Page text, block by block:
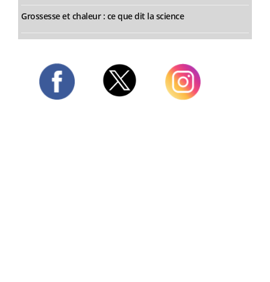
Grossesse et chaleur : ce que dit la science